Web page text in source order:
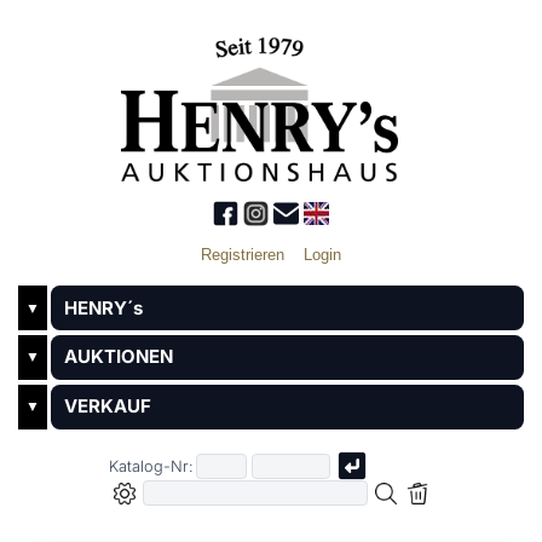
Registrieren Login
▼ HENRY´s
▼ AUKTIONEN
▼ VERKAUF
Katalog-Nr: